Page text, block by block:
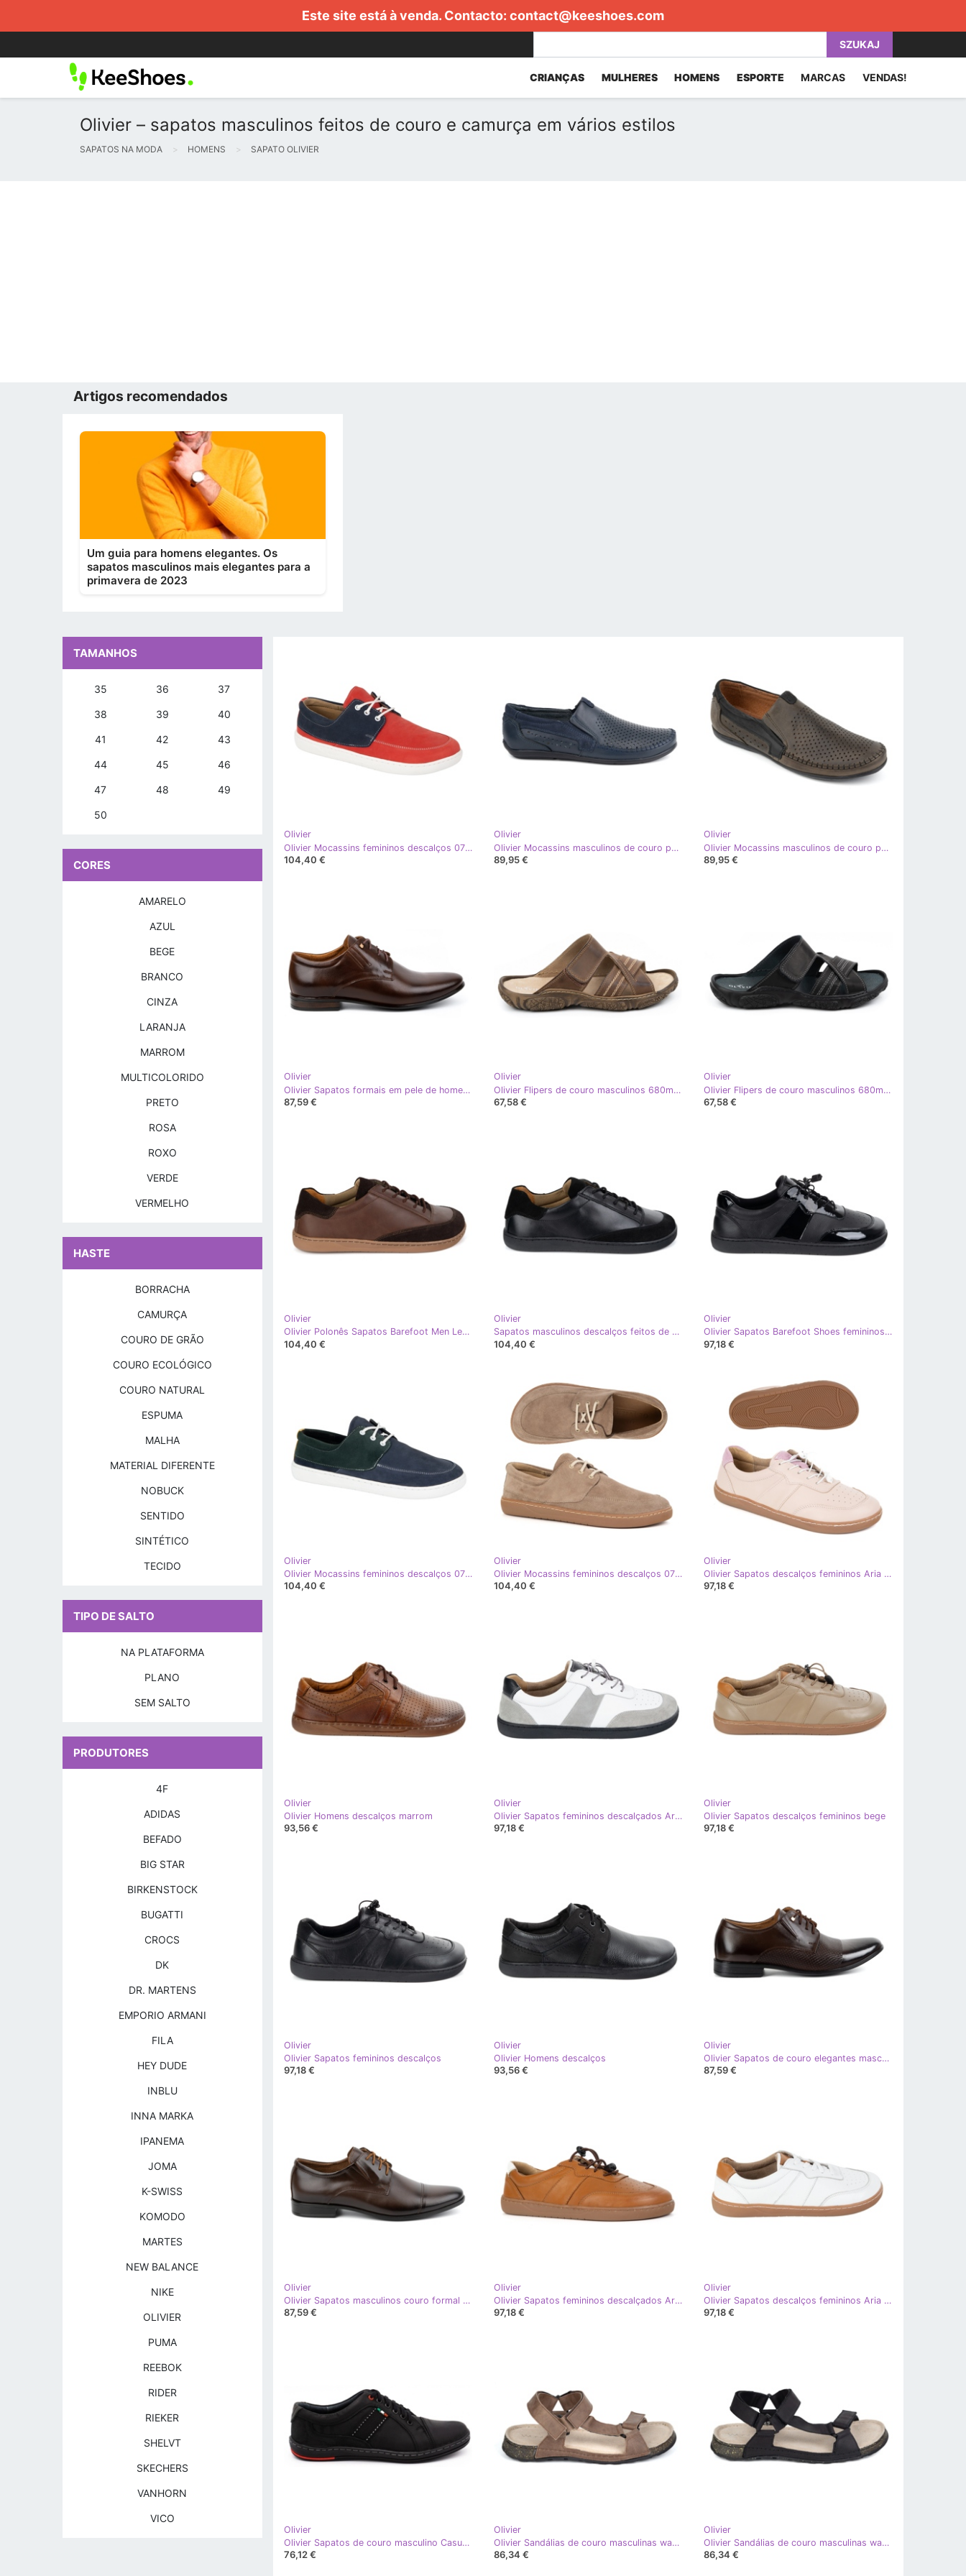
Este site está à venda. Contacto: contact@keeshoes.com
SZUKAJ
CRIANÇAS MULHERES HOMENS ESPORTE MARCAS VENDAS!
Olivier – sapatos masculinos feitos de couro e camurça em vários estilos
SAPATOS NA MODA HOMENS SAPATO OLIVIER
Artigos recomendados
Um guia para homens elegantes. Os
sapatos masculinos mais elegantes para a
primavera de 2023
Olivier
Olivier Mocassins femininos descalços 0797W Leatra LA Red Leather Shoes vermelho
104,40 €
Olivier
Olivier Mocassins masculinos de couro perfurado 0525, azul marinho
89,95 €
Olivier
Olivier Mocassins masculinos de couro perfurado 0525 verde-oliva
89,95 €
Olivier
Olivier Sapatos formais em pele de homem 480 castanho escuro marrom
87,59 €
Olivier
Olivier Flipers de couro masculinos 680mA marrom escuro
67,58 €
Olivier
Olivier Flipers de couro masculinos 680mA preto
67,58 €
Olivier
Olivier Polonês Sapatos Barefoot Men Leather Brown Reno marrom
104,40 €
Olivier
Sapatos masculinos descalços feitos de couro natural Olivier Reno Black
104,40 €
Olivier
Olivier Sapatos Barefoot Shoes femininos Minimalista Couro ARIA Wide Floter Black
97,18 €
Olivier
Olivier Mocassins femininos descalços 0797W sapatos de couro azul marinho
104,40 €
Olivier
Olivier Mocassins femininos descalços 0797W - sapatos de couro polonês -up - up de couro bege
104,40 €
Olivier
Olivier Sapatos descalços femininos Aria rosa larga de couro minimalista
97,18 €
Olivier
Olivier Homens descalços marrom
93,56 €
Olivier
Olivier Sapatos femininos descalçados Aria branca de couro minimalista com cinza branco
97,18 €
Olivier
Olivier Sapatos descalços femininos bege
97,18 €
Olivier
Olivier Sapatos femininos descalços
97,18 €
Olivier
Olivier Homens descalços
93,56 €
Olivier
Olivier Sapatos de couro elegantes masculinos 302t3 marrom escuro
87,59 €
Olivier
Olivier Sapatos masculinos couro formal 288 marrom escuro
87,59 €
Olivier
Olivier Sapatos femininos descalçados Aria marrom larga de couro minimalista
97,18 €
Olivier
Olivier Sapatos descalços femininos Aria branca de couro minimalista branco
97,18 €
Olivier
Olivier Sapatos de couro masculino Casual 238Gt Black preto
76,12 €
Olivier
Olivier Sandálias de couro masculinas wasak 0243w chaqui bege
86,34 €
Olivier
Olivier Sandálias de couro masculinas wasak 0243w preto
86,34 €
TAMANHOS
35 36 37
38 39 40
41 42 43
44 45 46
47 48 49
50
CORES
AMARELO
AZUL
BEGE
BRANCO
CINZA
LARANJA
MARROM
MULTICOLORIDO
PRETO
ROSA
ROXO
VERDE
VERMELHO
HASTE
BORRACHA
CAMURÇA
COURO DE GRÃO
COURO ECOLÓGICO
COURO NATURAL
ESPUMA
MALHA
MATERIAL DIFERENTE
NOBUCK
SENTIDO
SINTÉTICO
TECIDO
TIPO DE SALTO
NA PLATAFORMA
PLANO
SEM SALTO
PRODUTORES
4F
ADIDAS
BEFADO
BIG STAR
BIRKENSTOCK
BUGATTI
CROCS
DK
DR. MARTENS
EMPORIO ARMANI
FILA
HEY DUDE
INBLU
INNA MARKA
IPANEMA
JOMA
K-SWISS
KOMODO
MARTES
NEW BALANCE
NIKE
OLIVIER
PUMA
REEBOK
RIDER
RIEKER
SHELVT
SKECHERS
VANHORN
VICO